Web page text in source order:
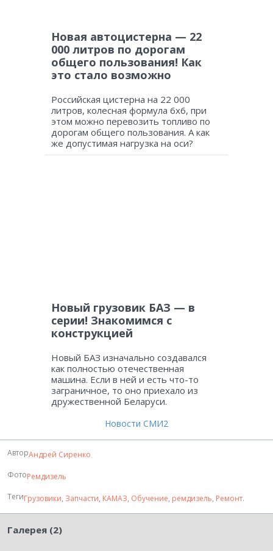
Новая автоцистерна — 22
000 литров по дорогам
общего пользования! Как
это стало возможно
Российская цистерна на 22 000
литров, колесная формула 6х6, при
этом можно перевозить топливо по
дорогам общего пользования. А как
же допустимая нагрузка на оси?
Новый грузовик БАЗ — в
серии! Знакомимся с
конструкцией
Новый БАЗ изначально создавался
как полностью отечественная
машина. Если в ней и есть что-то
заграничное, то оно приехало из
дружественной Беларуси.
Новости СМИ2
АвторАндрей Сиренко
ФотоРемдизель
ТегиГрузовики, Запчасти, КАМАЗ, Обучение, ремдизель, Ремонт.
Галерея (2)